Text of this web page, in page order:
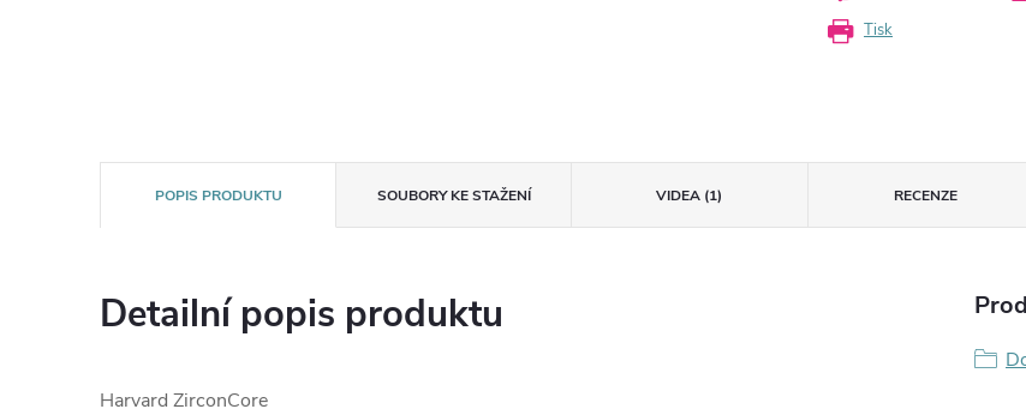
Tisk
POPIS PRODUKTU SOUBORY KE STAŽENÍ VIDEA (1) RECENZE
Detailní popis produktu
Harvard ZirconCore